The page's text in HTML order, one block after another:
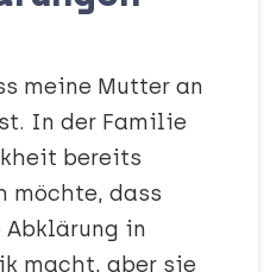
meine Mutter an
In der Familie
bereits
möchte, dass
Abklärung in
macht, aber sie